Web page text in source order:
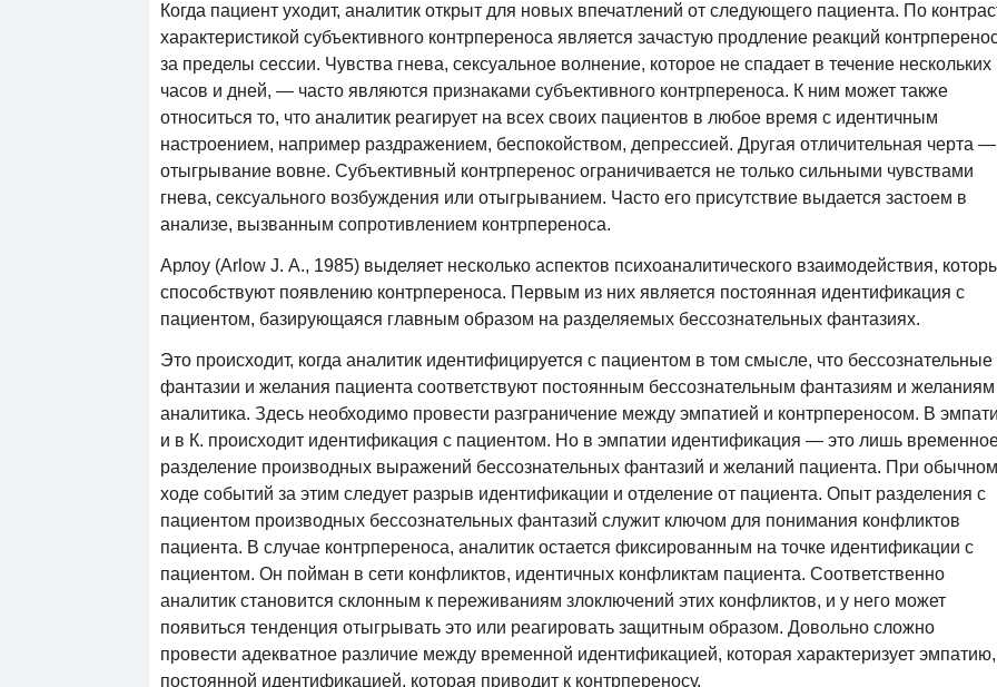
Когда пациент уходит, аналитик открыт для новых впечатлений от следующего пациента. По
характеристикой субъективного контрпереноса является зачастую продление реакций
за пределы сессии. Чувства гнева, сексуальное волнение, которое не спадает в течение нескольких
часов и дней, — часто являются признаками субъективного контрпереноса. К ним может также
относиться то, что аналитик реагирует на всех своих пациентов в любое время с идентичным
настроением, например раздражением, беспокойством, депрессией. Другая отличительная черта —
отыгрывание вовне. Субъективный контрперенос ограничивается не только сильными чувствами
гнева, сексуального возбуждения или отыгрыванием. Часто его присутствие выдается застоем в
анализе, вызванным сопротивлением контрпереноса.
Арлоу (Arlow J. А., 1985) выделяет несколько аспектов психоаналитического взаимодействия,
способствуют появлению контрпереноса. Первым из них является постоянная идентификация с
пациентом, базирующаяся главным образом на разделяемых бессознательных фантазиях.
Это происходит, когда аналитик идентифицируется с пациентом в том смысле, что бессознательные
фантазии и желания пациента соответствуют постоянным бессознательным фантазиям и желаниям
аналитика. Здесь необходимо провести разграничение между эмпатией и контрпереносом. В
и в К. происходит идентификация с пациентом. Но в эмпатии идентификация — это лишь
разделение производных выражений бессознательных фантазий и желаний пациента. При обычном
ходе событий за этим следует разрыв идентификации и отделение от пациента. Опыт разделения с
пациентом производных бессознательных фантазий служит ключом для понимания конфликтов
пациента. В случае контрпереноса, аналитик остается фиксированным на точке идентификации с
пациентом. Он пойман в сети конфликтов, идентичных конфликтам пациента. Соответственно
аналитик становится склонным к переживаниям злоключений этих конфликтов, и у него может
появиться тенденция отыгрывать это или реагировать защитным образом. Довольно сложно
провести адекватное различие между временной идентификацией, которая характеризует
постоянной идентификацией, которая приводит к контрпереносу.